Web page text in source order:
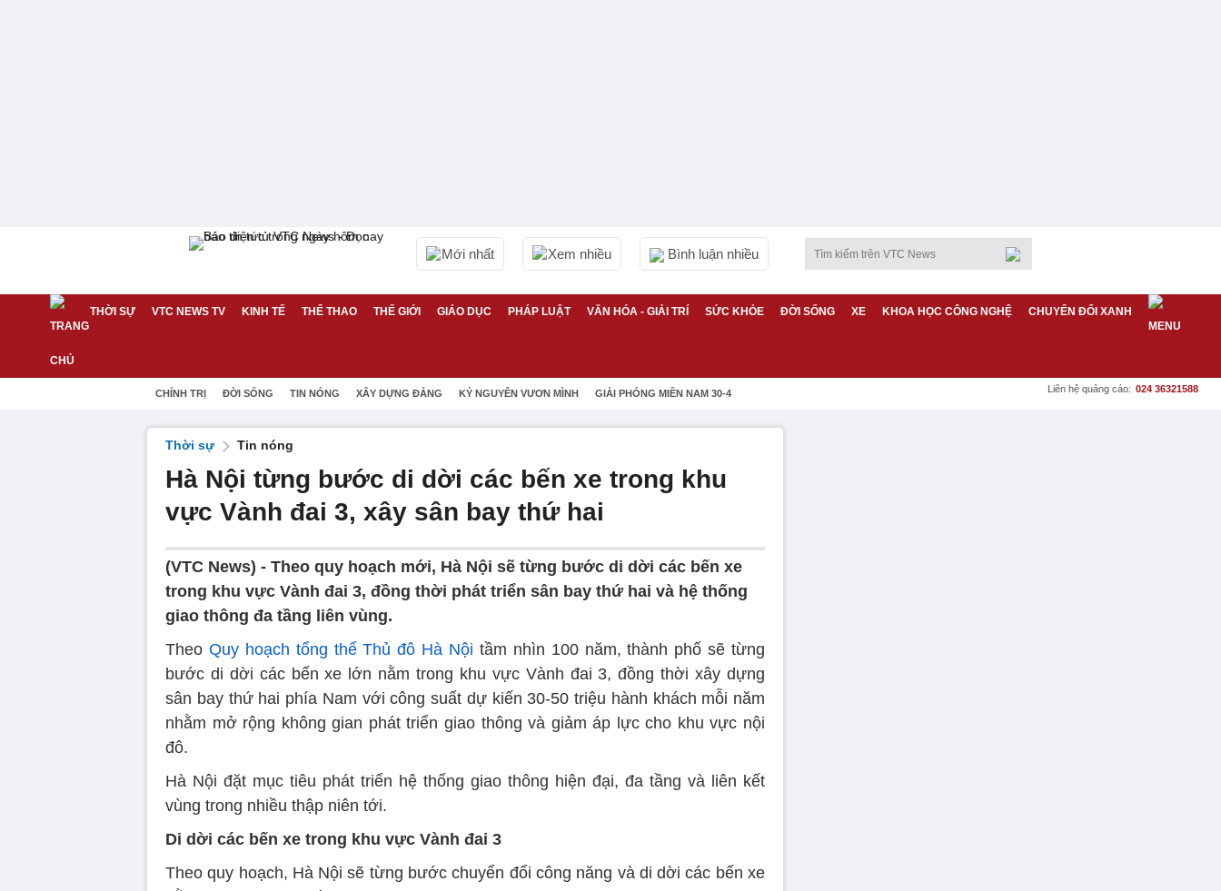
Mới nhất Xem nhiều Bình luận nhiều
THỜI SỰ VTC NEWS TV KINH TẾ THỂ THAO THẾ GIỚI GIÁO DỤC PHÁP LUẬT VĂN HÓA - GIẢI TRÍ SỨC KHỎE ĐỜI SỐNG XE KHOA HỌC CÔNG NGHỆ CHUYỂN ĐỔI XANH
CHÍNH TRỊ ĐỜI SỐNG TIN NÓNG XÂY DỰNG ĐẢNG KỶ NGUYÊN VƯƠN MÌNH GIẢI PHÓNG MIỀN NAM 30-4 Liên hệ quảng cáo: 024 36321588
Thời sự Tin nóng
Hà Nội từng bước di dời các bến xe trong khu
vực Vành đai 3, xây sân bay thứ hai
(VTC News) - Theo quy hoạch mới, Hà Nội sẽ từng bước di dời các bến xe
trong khu vực Vành đai 3, đồng thời phát triển sân bay thứ hai và hệ thống
giao thông đa tầng liên vùng.
Theo Quy hoạch tổng thể Thủ đô Hà Nội tầm nhìn 100 năm, thành phố sẽ từng
bước di dời các bến xe lớn nằm trong khu vực Vành đai 3, đồng thời xây dựng
sân bay thứ hai phía Nam với công suất dự kiến 30-50 triệu hành khách mỗi năm
nhằm mở rộng không gian phát triển giao thông và giảm áp lực cho khu vực nội
đô.
Hà Nội đặt mục tiêu phát triển hệ thống giao thông hiện đại, đa tầng và liên kết
vùng trong nhiều thập niên tới.
Di dời các bến xe trong khu vực Vành đai 3
Theo quy hoạch, Hà Nội sẽ từng bước chuyển đổi công năng và di dời các bến xe